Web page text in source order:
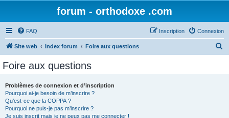
forum - orthodoxe .com
FAQ Connexion
Inscription
Site web Index forum Foire aux questions
Foire aux questions
Problèmes de connexion et d’inscription
Pourquoi ai-je besoin de m’inscrire ?
Qu’est-ce que la COPPA ?
Pourquoi ne puis-je pas m’inscrire ?
Je suis inscrit mais je ne peux pas me connecter !